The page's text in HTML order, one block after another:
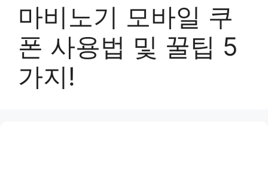
마비노기 모바일 쿠
폰 사용법 및 꿀팁 5
가지!